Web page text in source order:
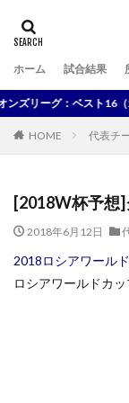
ホーム 試合結果
：ベスト16（2026年5
HOME 代表チ
[2018W杯予想
2018年6月12日
2018ロシアワール
ロシアワールドカ